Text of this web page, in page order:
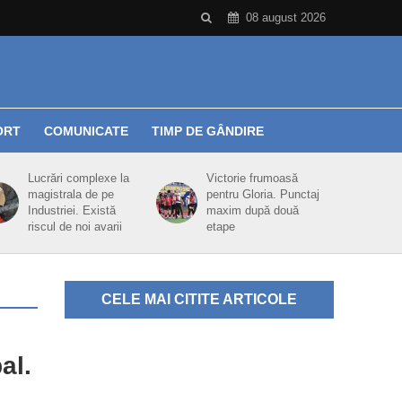
08 august 2026
COMUNICATE TIMP DE GÂNDIRE
Lucrări complexe la
magistrala de pe
Industriei. Există
riscul de noi avarii
Victorie frumoasă
pentru Gloria. Punctaj
maxim după două
etape
CELE MAI CITITE ARTICOLE